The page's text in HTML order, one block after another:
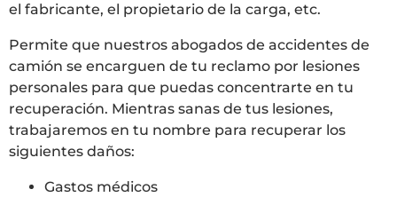
el fabricante, el propietario de la carga, etc.
Permite que nuestros abogados de accidentes de
camión se encarguen de tu reclamo por lesiones
personales para que puedas concentrarte en tu
recuperación. Mientras sanas de tus lesiones,
trabajaremos en tu nombre para recuperar los
siguientes daños:
Gastos médicos